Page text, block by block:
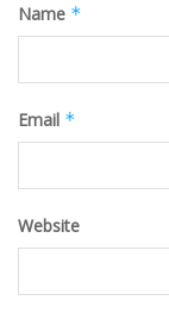
Name *
Email *
Website